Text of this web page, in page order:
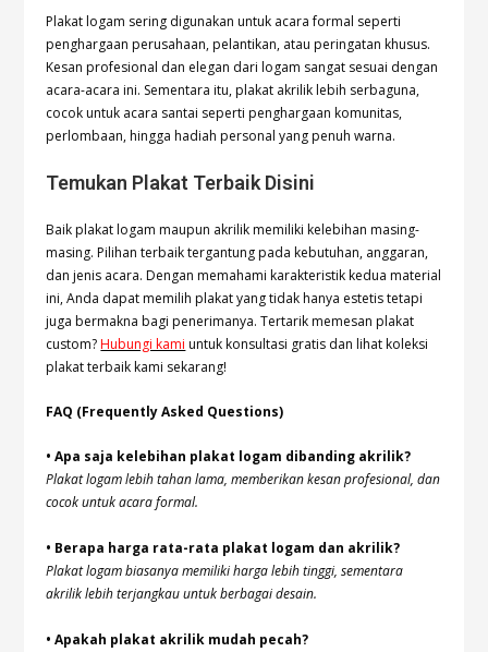
Plakat logam sering digunakan untuk acara formal seperti
penghargaan perusahaan, pelantikan, atau peringatan khusus.
Kesan profesional dan elegan dari logam sangat sesuai dengan
acara-acara ini. Sementara itu, plakat akrilik lebih serbaguna,
cocok untuk acara santai seperti penghargaan komunitas,
perlombaan, hingga hadiah personal yang penuh warna.
Temukan Plakat Terbaik Disini
Baik plakat logam maupun akrilik memiliki kelebihan masing-
masing. Pilihan terbaik tergantung pada kebutuhan, anggaran,
dan jenis acara. Dengan memahami karakteristik kedua material
ini, Anda dapat memilih plakat yang tidak hanya estetis tetapi
juga bermakna bagi penerimanya. Tertarik memesan plakat
custom?Hubungi kami untuk konsultasi gratis dan lihat koleksi
plakat terbaik kami sekarang!
FAQ (Frequently Asked Questions)
• Apa saja kelebihan plakat logam dibanding akrilik?
Plakat logam lebih tahan lama, memberikan kesan profesional, dan
cocok untuk acara formal.
• Berapa harga rata-rata plakat logam dan akrilik?
Plakat logam biasanya memiliki harga lebih tinggi, sementara
akrilik lebih terjangkau untuk berbagai desain.
• Apakah plakat akrilik mudah pecah?